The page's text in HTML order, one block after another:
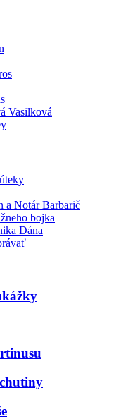
Vasilková
a Notár Barbarič
bojka
Dána